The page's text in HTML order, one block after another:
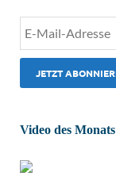
Video des Monats